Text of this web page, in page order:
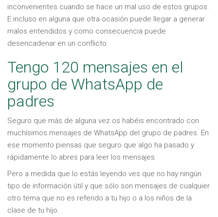
inconvenientes cuando se hace un mal uso de estos grupos.
E incluso en alguna que otra ocasión puede llegar a generar
malos entendidos y como consecuencia puede
desencadenar en un conflicto.
Tengo 120 mensajes en el
grupo de WhatsApp de
padres
Seguro que más de alguna vez os habéis encontrado con
muchísimos mensajes de WhatsApp del grupo de padres. En
ese momento piensas que seguro que algo ha pasado y
rápidamente lo abres para leer los mensajes.
Pero a medida que lo estás leyendo ves que no hay ningún
tipo de información útil y que sólo son mensajes de cualquier
otro tema que no es referido a tu hijo o a los niños de la
clase de tu hijo.